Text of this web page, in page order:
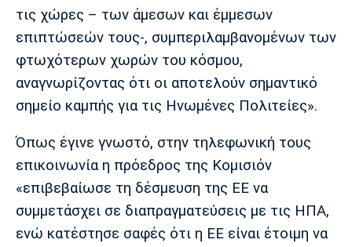
Παρασκήνιο
Μάντσεστερ
Γιουνάιτεντ
Άρσεναλ
Λίβερπουλ
Μάντσεστερ
Γιουβέντους
τις χώρες – των άμεσων και έμμεσων
επιπτώσεών τους-, συμπεριλαμβανομένων των
φτωχότερων χωρών του κόσμου,
αναγνωρίζοντας ότι οι αποτελούν σημαντικό
σημείο καμπής για τις Ηνωμένες Πολιτείες».
Όπως έγινε γνωστό, στην τηλεφωνική τους
επικοινωνία η πρόεδρος της Κομισιόν
«επιβεβαίωσε τη δέσμευση της ΕΕ να
συμμετάσχει σε διαπραγματεύσεις με τις ΗΠΑ,
ενώ κατέστησε σαφές ότι η ΕΕ είναι έτοιμη να